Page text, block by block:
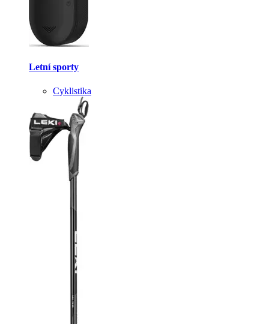
Letní sporty
Cyklistika